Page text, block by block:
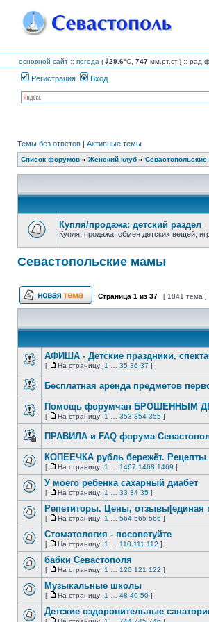
основной сайт :: погода (⇓29.6°C, 747 мм.рт.ст.) ::
Регистрация Вход
Темы без ответов | Активные темы
Список форумов » Женский клуб »
непрочитанных
Купля/продажа: детский раздел
Купля, продажа, обмен детских вещей,
Севастопольские мамы
Начать новую тему
Страница 1 из 37 [ 1841 тема ]
Нет
сообщений
АФИША - Детские праздники,
[
На
На страницу: 1 35 36 37 ]
непрочитанных
сообщений
Бесплатная аренда предметов
Нет
сообщений
Помощь форумчан БРОШЕННЫМ
[
На
На страницу: 1 353 354 355 ]
тема
закрыта,
не
можете
редактировать
и
оставлять
сообщения
ней.
ПРАВИЛА и FAQ форума
Нет
непрочитанных
сообщений
КОПЕЕЧКА рубль бережёт. Рецепты
[
На
страницу
На страницу: 1 1467 1468 1469 ]
Нет
непрочитанных
сообщений
У моего ребенка сахарный диабет
[
На
страницу
На страницу: 1 33 34 35 ]
Нет
непрочитанных
сообщений
Репетиторы. Цены, отзывы[единая
[
На
страницу
На страницу: 1 564 565 566 ]
Нет
непрочитанных
сообщений
Стоматология - посоветуйте
[
На
страницу
На страницу: 1 110 111 112 ]
Нет
непрочитанных
сообщений
бабки Севастополя
[
На
страницу
На страницу: 1 120 121 122 ]
Нет
непрочитанных
сообщений
Музыкальные школы
[
На
страницу
На страницу: 1 48 49 50 ]
Детские оздоровительные